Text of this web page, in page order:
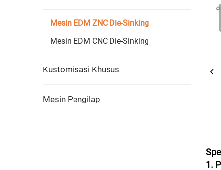
Mesin EDM ZNC Die-Sinking
Mesin EDM CNC Die-Sinking
Kustomisasi Khusus
Mesin Pengilap
1.